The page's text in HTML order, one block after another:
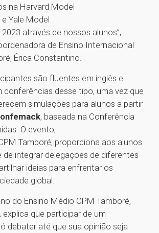
na Harvard Model
Yale Model
através de nossos alunos”,
de Ensino Internacional
Érica Constantino.
são fluentes em inglês e
conferências desse tipo, uma vez que
simulações para alunos a partir
, baseada na Conferência
O evento,
Tamboré, proporciona aos alunos
de integrar delegações de diferentes
ideias para enfrentar os
global.
do Ensino Médio CPM Tamboré,
explica que participar de um
debater até que sua opinião seja